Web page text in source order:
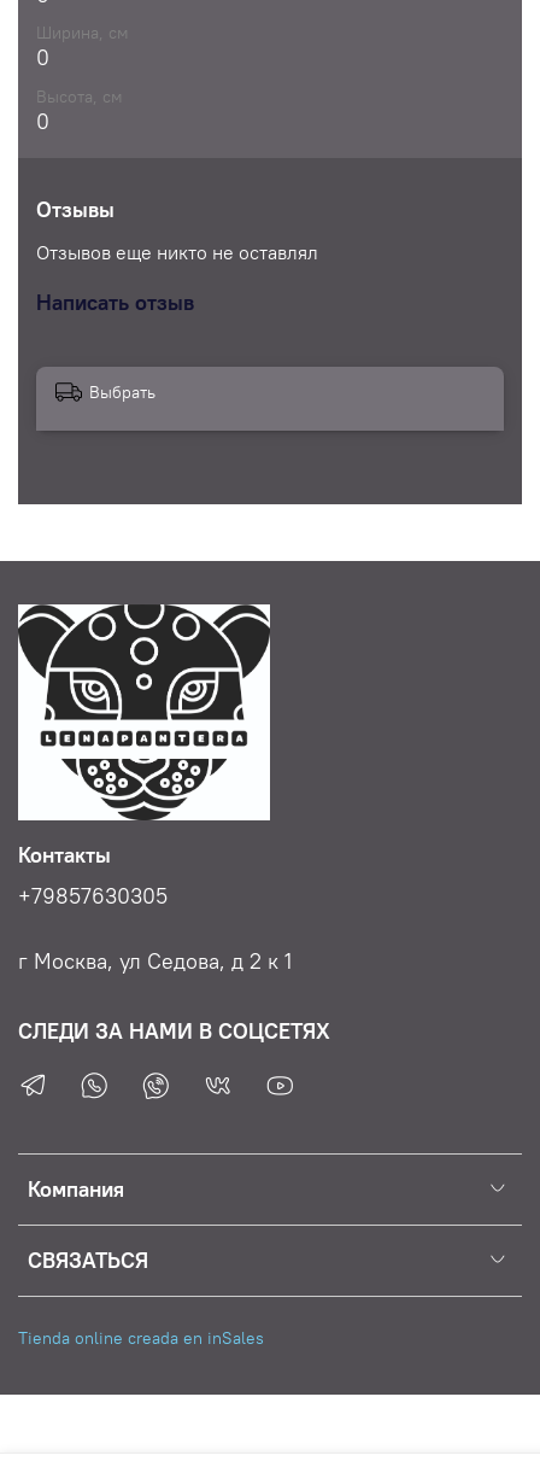
Ширина, см
0
Высота, см
0
Отзывы
Отзывов еще никто не оставлял
Написать отзыв
Выбрать
Компания
СВЯЗАТЬСЯ
Контакты
+79857630305
г Москва, ул Седова, д 2 к 1
СЛЕДИ ЗА НАМИ В СОЦСЕТЯХ
Tienda online creada en inSales